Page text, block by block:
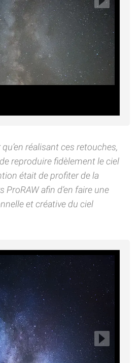
réalisant ces retouches,
reproduire fidèlement le ciel
était de profiter de la
afin d’en faire une
et créative du ciel